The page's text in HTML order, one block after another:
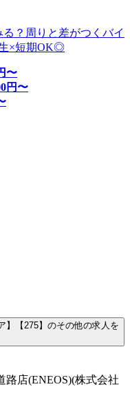
？周りと差がつくバイ
×短期OK◎
〜
円〜
】【275】のその他の求人を
店(ENEOS)(株式会社